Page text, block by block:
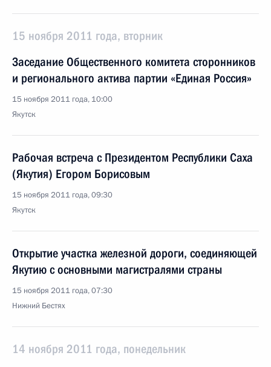
15 ноября 2011 года, вторник
Заседание Общественного комитета сторонников
и регионального актива партии «Единая Россия»
15 ноября 2011 года, 10:00
Якутск
Рабочая встреча с Президентом Республики Саха
(Якутия) Егором Борисовым
15 ноября 2011 года, 09:30
Якутск
Открытие участка железной дороги, соединяющей
Якутию с основными магистралями страны
15 ноября 2011 года, 07:30
Нижний Бестях
14 ноября 2011 года, понедельник